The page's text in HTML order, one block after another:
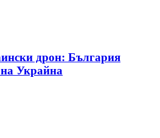
дрон: България
Украйна